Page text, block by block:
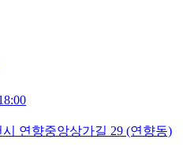
연향중앙상가길 29 (연향동)